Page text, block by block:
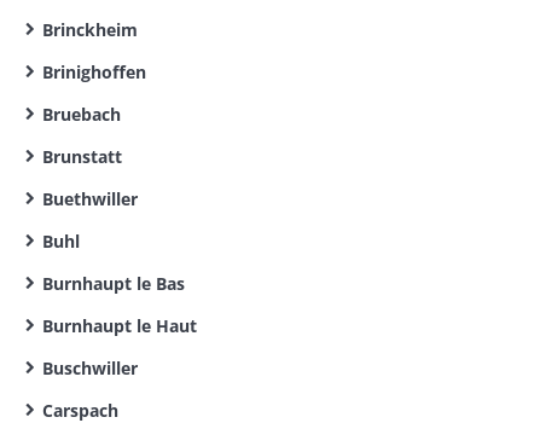
Brinckheim
Brinighoffen
Bruebach
Brunstatt
Buethwiller
Buhl
Burnhaupt le Bas
Burnhaupt le Haut
Buschwiller
Carspach